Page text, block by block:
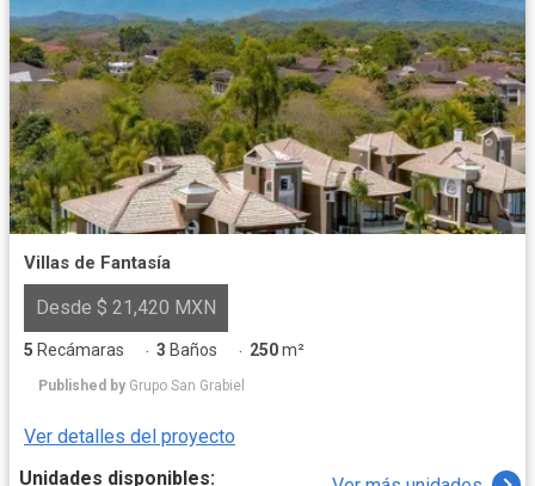
Villas de Fantasía
Desde $ 21,420 MXN
5 Recámaras · 3 Baños · 250m²
Published by Grupo San Grabiel
Ver detalles del proyecto
Unidades disponibles: